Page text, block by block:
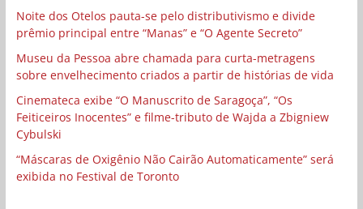
Noite dos Otelos pauta-se pelo distributivismo e divide
prêmio principal entre “Manas” e “O Agente Secreto”
Museu da Pessoa abre chamada para curta-metragens
sobre envelhecimento criados a partir de histórias de vida
Cinemateca exibe “O Manuscrito de Saragoça”, “Os
Feiticeiros Inocentes” e filme-tributo de Wajda a Zbigniew
Cybulski
“Máscaras de Oxigênio Não Cairão Automaticamente” será
exibida no Festival de Toronto